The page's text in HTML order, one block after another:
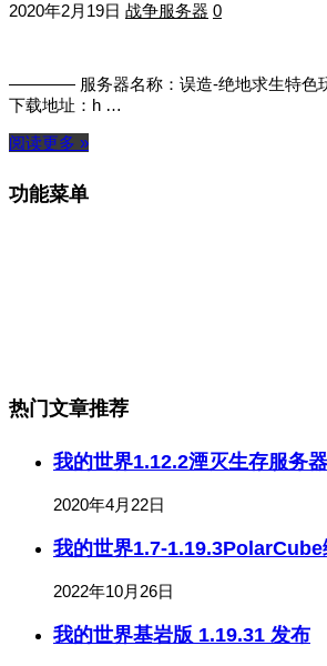
2020年2月19日 战争服务器 0
———— 服务器名称：误造-绝地求生特
下载地址：h …
阅读更多 »
功能菜单
热门文章推荐
我的世界1.12.2湮灭生存服务器
2020年4月22日
我的世界1.7-1.19.3PolarCube
2022年10月26日
我的世界基岩版 1.19.31 发布